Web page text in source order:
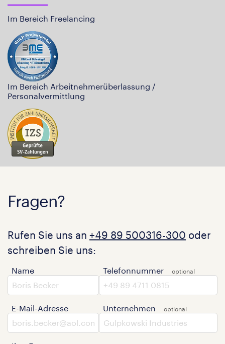
Im Bereich Freelancing
Im Bereich Arbeitnehmerüberlassung /
Personalvermittlung
Fragen?
Rufen Sie uns an +49 89 500316-300 oder
schreiben Sie uns:
Name
E-Mail-Adresse
Telefonnummer
Unternehmen